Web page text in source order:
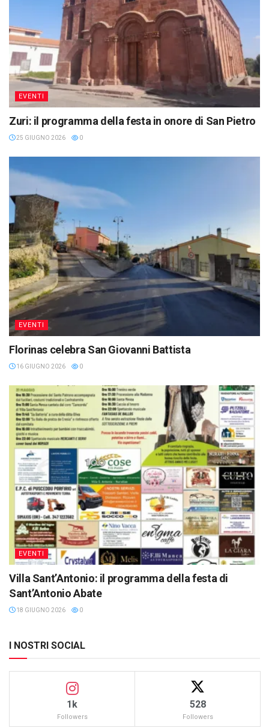
EVENTI
Zuri: il programma della festa in onore di San Pietro
25 GIUGNO 2026 0
EVENTI
Florinas celebra San Giovanni Battista
16 GIUGNO 2026 0
EVENTI
Villa Sant’Antonio: il programma della festa di
Sant’Antonio Abate
18 GIUGNO 2026 0
I NOSTRI SOCIAL
1k
Followers
528
Followers